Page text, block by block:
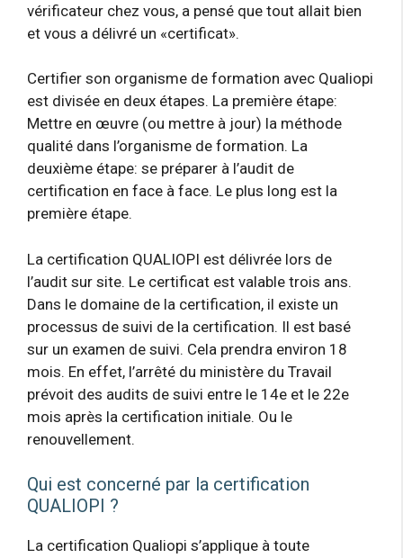
vérificateur chez vous, a pensé que tout allait bien
et vous a délivré un «certificat».
Certifier son organisme de formation avec Qualiopi
est divisée en deux étapes. La première étape:
Mettre en œuvre (ou mettre à jour) la méthode
qualité dans l’organisme de formation. La
deuxième étape: se préparer à l’audit de
certification en face à face. Le plus long est la
première étape.
La certification QUALIOPI est délivrée lors de
l’audit sur site. Le certificat est valable trois ans.
Dans le domaine de la certification, il existe un
processus de suivi de la certification. Il est basé
sur un examen de suivi. Cela prendra environ 18
mois. En effet, l’arrêté du ministère du Travail
prévoit des audits de suivi entre le 14e et le 22e
mois après la certification initiale. Ou le
renouvellement.
Qui est concerné par la certification
QUALIOPI ?
La certification Qualiopi s’applique à toute